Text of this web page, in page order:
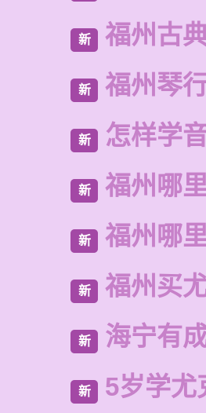
新 福州古
新 福州琴
新 怎样学
新 福州哪
新 福州哪
新 福州买
新 海宁有
新 5岁学尤